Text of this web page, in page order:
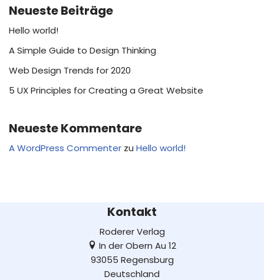
Neueste Beiträge
Hello world!
A Simple Guide to Design Thinking
Web Design Trends for 2020
5 UX Principles for Creating a Great Website
Neueste Kommentare
A WordPress Commenter zu Hello world!
Kontakt
Roderer Verlag
In der Obern Au 12
93055 Regensburg
Deutschland